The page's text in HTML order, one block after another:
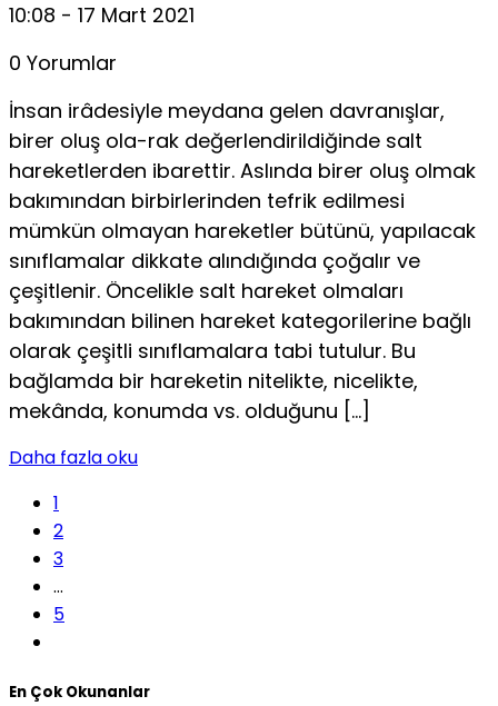
10:08 - 17 Mart 2021
0 Yorumlar
İnsan irâdesiyle meydana gelen davranışlar,
birer oluş ola-rak değerlendirildiğinde salt
hareketlerden ibarettir. Aslında birer oluş olmak
bakımından birbirlerinden tefrik edilmesi
mümkün olmayan hareketler bütünü, yapılacak
sınıflamalar dikkate alındığında çoğalır ve
çeşitlenir. Öncelikle salt hareket olmaları
bakımından bilinen hareket kategorilerine bağlı
olarak çeşitli sınıflamalara tabi tutulur. Bu
bağlamda bir hareketin nitelikte, nicelikte,
mekânda, konumda vs. olduğunu […]
Daha fazla oku
1
2
3
…
5
En Çok Okunanlar